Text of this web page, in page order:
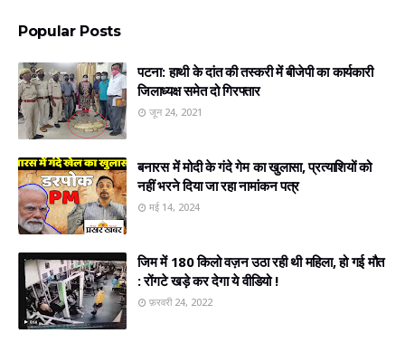
Popular Posts
पटना: हाथी के दांत की तस्करी में बीजेपी का कार्यकारी
जिलाध्यक्ष समेत दो गिरफ्तार
जून 24, 2021
बनारस में मोदी के गंदे गेम का खुलासा, प्रत्‍याशियों को
नहीं भरने दिया जा रहा नामांकन पत्र
मई 14, 2024
जिम में 180 किलो वज़न उठा रही थी महिला, हो गई मौत
: रोंगटे खड़े कर देगा ये वीडियो !
फ़रवरी 24, 2022